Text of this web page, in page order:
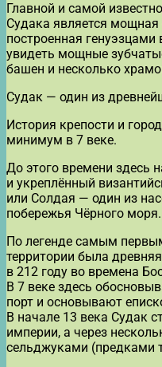
Главной и самой
Судака является мощная
построенная
увидеть мощные
башен и несколько
Судак — один из
История крепости и
минимум в 7 веке.
До этого времени здесь
и укреплённый
или Солдая — один из
побережья Чёрного моря.
По легенде самым
территории была
в 212 году во времена
В 7 веке здесь
порт и основывают
В начале 13 века Судак
империи, а через
сельджуками (предками